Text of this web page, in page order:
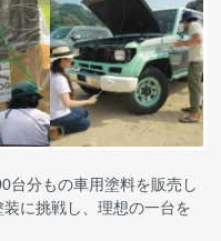
台分もの車用塗料を販売し
に挑戦し、理想の一台を